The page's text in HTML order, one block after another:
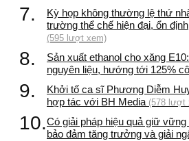
7.
Kỳ họp không thường lệ thứ
trường thể chế hiện đại, ổn
(595 lượt xem)
8.
Sản xuất ethanol cho xăng
nguyên liệu, hướng tới 125%
9.
Khởi tố ca sĩ Phương Diễm
hợp tác với BH Media (578 lượt
10.Có giải pháp hiệu quả giữ
bảo đảm tăng trưởng và giải